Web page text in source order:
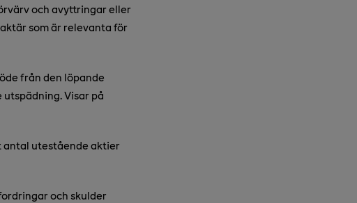
och avyttringar eller
som är relevanta för
från den löpande
Visar på
antal utestående aktier
och skulder